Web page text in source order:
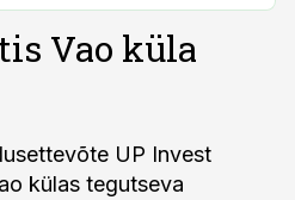
Vao küla
UP Invest
külas tegutseva